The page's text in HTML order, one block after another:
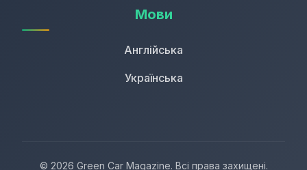
Мови
Англійська
Українська
© 2026 Green Car Magazine. Всі права захищені.